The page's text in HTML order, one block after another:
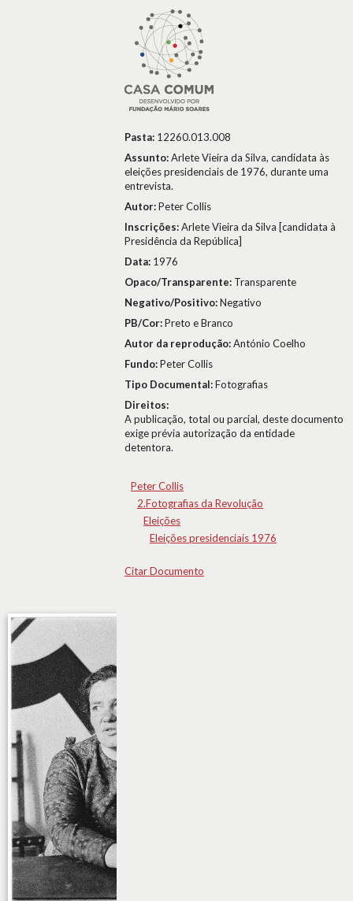
Pasta: 12260.013.008
Assunto:Arlete Vieira da Silva, candidata às
eleições presidenciais de 1976, durante uma
entrevista.
Autor:Peter Collis
Inscrições:Arlete Vieira da Silva [candidata à
Presidência da República]
Data: 1976
Opaco/Transparente: Transparente
Negativo/Positivo:Negativo
PB/Cor:Preto e Branco
Autor da reprodução:António Coelho
Fundo:Peter Collis
Tipo Documental:Fotografias
Direitos:
A publicação, total ou parcial, deste documento
exige prévia autorização da entidade
detentora.
Peter Collis
2.Fotografias da Revolução
Eleições
Eleições presidenciais 1976
Citar Documento